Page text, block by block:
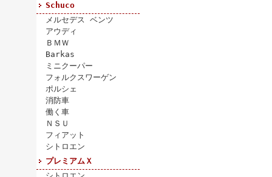
Schuco
メルセデス ベンツ
アウディ
ＢＭＷ
Barkas
ミニクーパー
フォルクスワーゲン
ポルシェ
消防車
働く車
ＮＳＵ
フィアット
シトロエン
プレミアムＸ